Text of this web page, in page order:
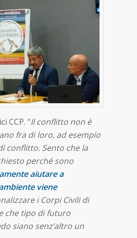
CCP. “Il conflitto non è
fra di loro, ad esempio
conflitto. Sento che la
perché sono
aiutare a
viene
i Corpi Civili di
che tipo di futuro
siano senz’altro un